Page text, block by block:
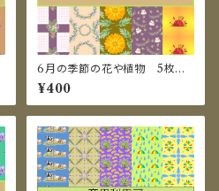
6月の季節の花や植物 5枚セッ
ト A4PDF＆20×20㎝PNG
¥400